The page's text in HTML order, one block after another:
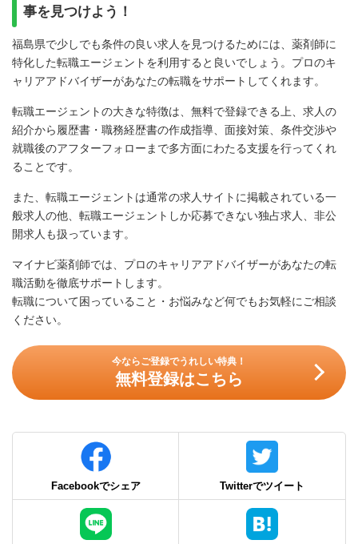
事を見つけよう！
福島県で少しでも条件の良い求人を見つけるためには、薬剤師に
特化した転職エージェントを利用すると良いでしょう。プロのキ
ャリアアドバイザーがあなたの転職をサポートしてくれます。
転職エージェントの大きな特徴は、無料で登録できる上、求人の
紹介から履歴書・職務経歴書の作成指導、面接対策、条件交渉や
就職後のアフターフォローまで多方面にわたる支援を行ってくれ
ることです。
また、転職エージェントは通常の求人サイトに掲載されている一
般求人の他、転職エージェントしか応募できない独占求人、非公
開求人も扱っています。
マイナビ薬剤師では、プロのキャリアアドバイザーがあなたの転
職活動を徹底サポートします。
転職について困っていること・お悩みなど何でもお気軽にご相談
ください。
今ならご登録でうれしい特典！
無料登録はこちら
Facebookでシェア Twitterでツイート